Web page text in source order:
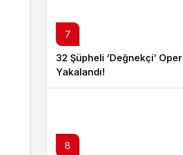
7
32 Şüpheli ‘Değnekçi’
Yakalandı!
8